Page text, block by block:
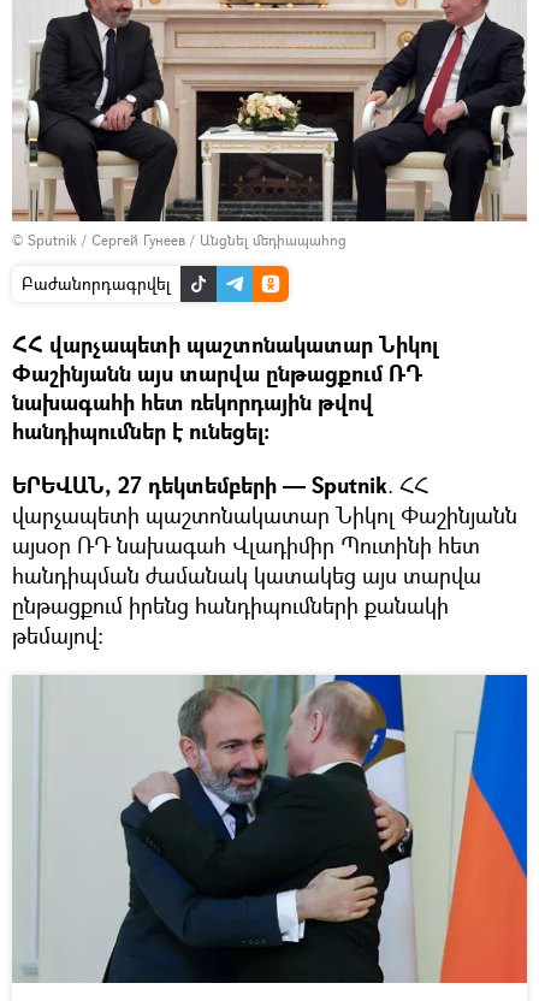
© Sputnik / Сергей Гунеев / Անցնել մեդիապահոց
Բաժանորդագրվել
ՀՀ վարչապետի պաշտոնակատար Նիկոլ
Փաշինյանն այս տարվա ընթացքում ՌԴ
նախագահի հետ ռեկորդային թվով
հանդիպումներ է ունեցել։
ԵՐԵՎԱՆ, 27 դեկտեմբերի — Sputnik. ՀՀ
վարչապետի պաշտոնակատար Նիկոլ Փաշինյանն
այսօր ՌԴ նախագահ Վլադիմիր Պուտինի հետ
հանդիպման ժամանակ կատակեց այս տարվա
ընթացքում իրենց հանդիպումների քանակի
թեմայով։